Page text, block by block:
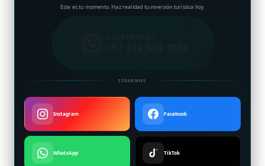
Este es tu momento. Haz realidad tu inversión turística hoy.
SÍGUENOS
Instagram Facebook
WhatsApp TikTok